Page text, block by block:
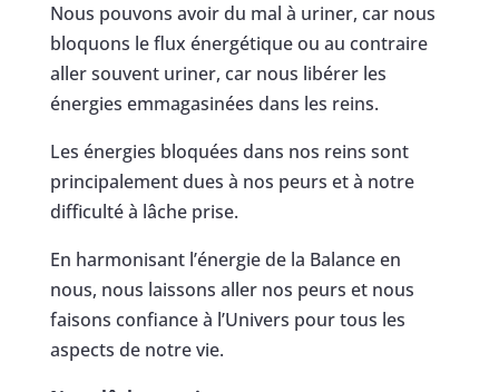
Nous pouvons avoir du mal à uriner, car nous
bloquons le flux énergétique ou au contraire
aller souvent uriner, car nous libérer les
énergies emmagasinées dans les reins.
Les énergies bloquées dans nos reins sont
principalement dues à nos peurs et à notre
difficulté à lâche prise.
En harmonisant l’énergie de la Balance en
nous, nous laissons aller nos peurs et nous
faisons confiance à l’Univers pour tous les
aspects de notre vie.